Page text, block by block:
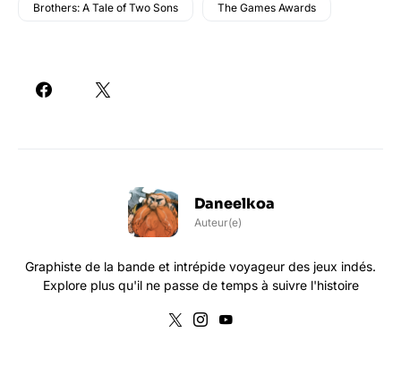
Brothers: A Tale of Two Sons The Games Awards
Daneelkoa
Auteur(e)
Graphiste de la bande et intrépide voyageur des jeux indés.
Explore plus qu'il ne passe de temps à suivre l'histoire